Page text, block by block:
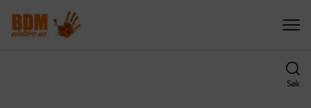
Søk